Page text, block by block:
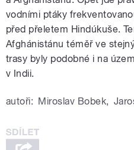
vodními ptáky
před přeletem Hindúkuše.
Afghánistánu téměř ve
trasy byly podobné i na
v Indii.
autoři: Miroslav Bobek,